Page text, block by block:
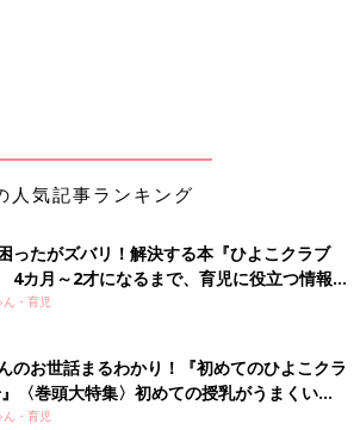
リアで購入したのは、お弁当の持ち運びに
クロス」。サイズは約40×40cmで、内側
めるのもうれしいですよね◎
がかわいい保冷剤をまとめてゲッ
人気記事ランキング
ったがズバリ！解決する本『ひよこクラブ
カ月～2才になるまで、育児に役立つ情報が
！
ん・育児
のお世話まるわかり！『初めてのひよこクラ
〈巻頭大特集〉初めての授乳がうまくい
ぱい・ミルクの基本と夏のトラブル 解決テ
ん・育児